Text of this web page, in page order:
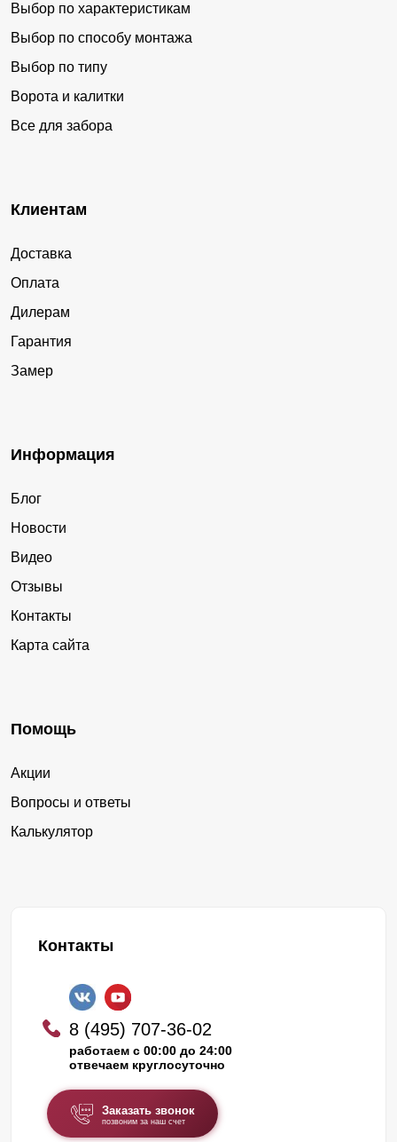
Выбор по характеристикам
Выбор по способу монтажа
Выбор по типу
Ворота и калитки
Все для забора
Клиентам
Доставка
Оплата
Дилерам
Гарантия
Замер
Информация
Блог
Новости
Видео
Отзывы
Контакты
Карта сайта
Помощь
Акции
Вопросы и ответы
Калькулятор
Контакты
8 (495) 707-36-02
работаем с 00:00 до 24:00
отвечаем круглосуточно
Заказать звонок
позвоним за наш счет